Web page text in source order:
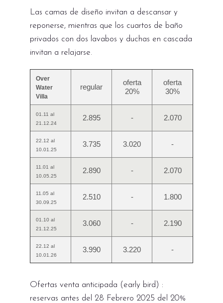
Las camas de diseño invitan a descansar y
reponerse, mientras que los cuartos de baño
privados con dos lavabos y duchas en cascada
invitan a relajarse.
Over
Water
Villa
regular
oferta
20%
oferta
30%
01.11 al
21.12.24
2.895 - 2.070
22.12 al
10.01.25
3.735 3.020 -
11.01 al
10.05.25
2.890 - 2.070
11.05 al
30.09.25
2.510 - 1.800
01.10 al
21.12.25
3.060 - 2.190
22.12 al
10.01.26
3.990 3.220 -
Ofertas venta anticipada (early bird) :
reservas antes del 28 Febrero 2025 del 20%